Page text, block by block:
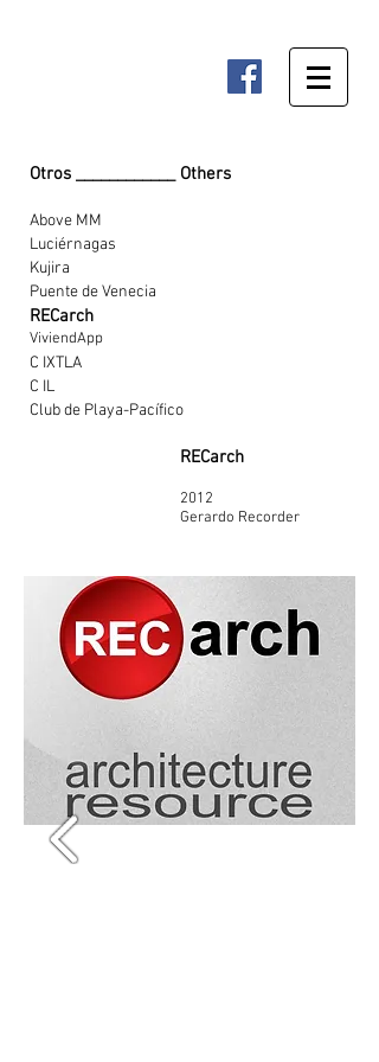
Otros ____________ Others
Above MM
Luciérnagas
Kujira
Puente de Venecia
RECarch
ViviendApp
C IXTLA
C IL
Club de Playa-Pacífico
RECarch
2012
Gerardo Recorder